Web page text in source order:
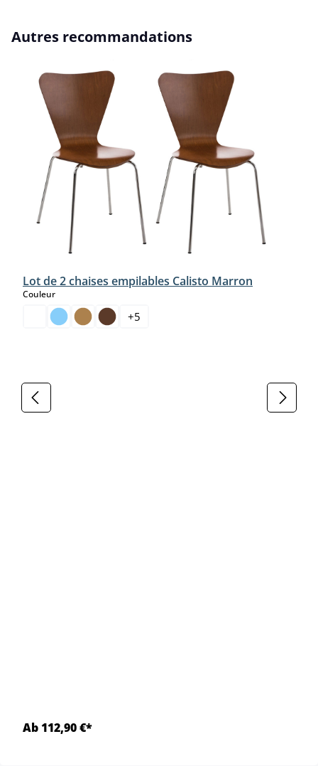
Ignorer la galerie de produits
Autres recommandations
Lot de 2 chaises empilables Calisto Marron
Couleurselect
+5
Ab 112,90 €*